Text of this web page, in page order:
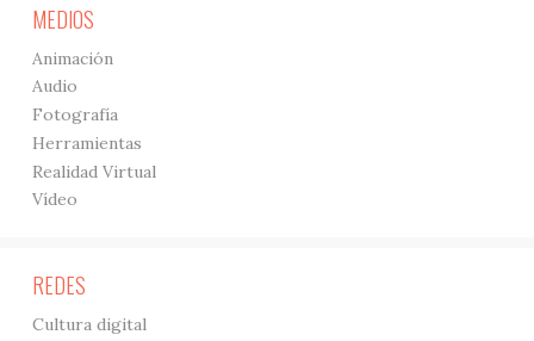
MEDIOS
Animación
Audio
Fotografía
Herramientas
Realidad Virtual
Vídeo
REDES
Cultura digital